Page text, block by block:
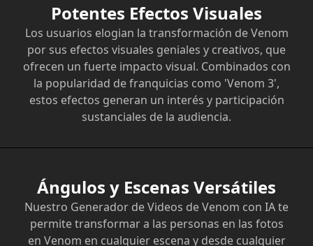
Potentes Efectos Visuales
Los usuarios elogian la transformación de Venom
por sus efectos visuales geniales y creativos, que
ofrecen un fuerte impacto visual. Combinados con
la popularidad de franquicias como 'Venom 3',
estos efectos generan un interés y participación
sustanciales de la audiencia.
Ángulos y Escenas Versátiles
Nuestro Generador de Videos de Venom con IA te
permite transformar a las personas en las fotos
en Venom en cualquier escena y desde cualquier